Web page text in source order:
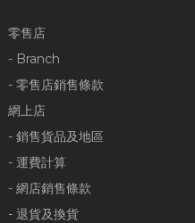
零售店
- Branch
- 零售店銷售條款
網上店
- 銷售貨品及地區
- 運費計算
- 網店銷售條款
- 退貨及換貨